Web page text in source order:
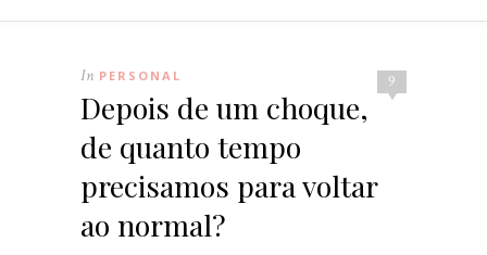
9
In PERSONAL
Depois de um choque,
de quanto tempo
precisamos para voltar
ao normal?